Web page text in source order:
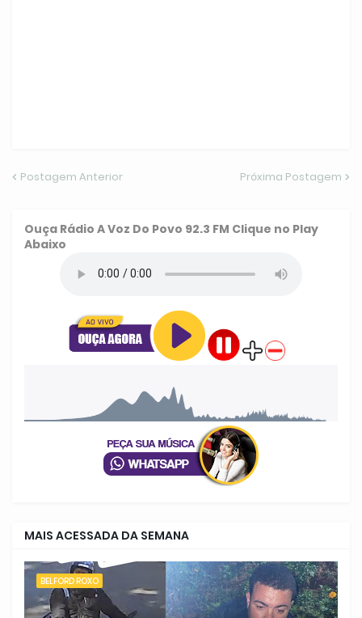
Postagem Anterior Próxima Postagem
Ouça Rádio A Voz Do Povo 92.3 FM Clique no Play
Abaixo
MAIS ACESSADA DA SEMANA
BELFORD ROXO